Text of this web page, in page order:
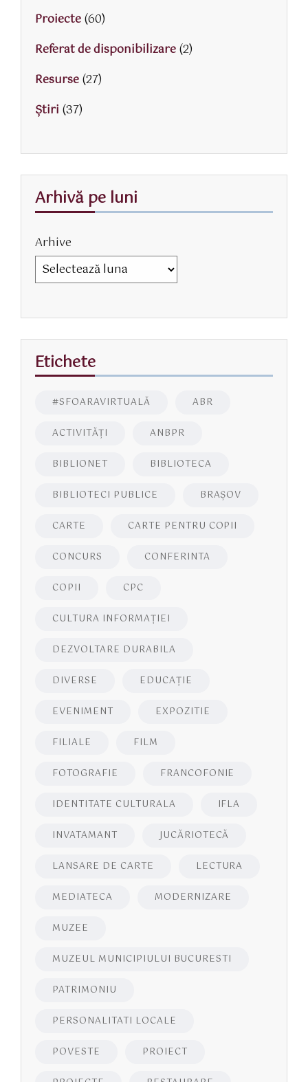
Proiecte(60)
Referat de disponibilizare(2)
Resurse(27)
Știri (37)
Arhivă pe luni
Arhive
Etichete
#SFOARAVIRTUALĂ ABR
ACTIVITĂŢI ANBPR
BIBLIONET BIBLIOTECA
BIBLIOTECI PUBLICE BRAŞOV
CARTE CARTE PENTRU COPII
CONCURS CONFERINTA
COPII CPC
CULTURA INFORMAŢIEI
DEZVOLTARE DURABILA
DIVERSE EDUCAŢIE
EVENIMENT EXPOZITIE
FILIALE FILM
FOTOGRAFIE FRANCOFONIE
IDENTITATE CULTURALA IFLA
INVATAMANT JUCĂRIOTECĂ
LANSARE DE CARTE LECTURA
MEDIATECA MODERNIZARE
MUZEE
MUZEUL MUNICIPIULUI BUCURESTI
PATRIMONIU
PERSONALITATI LOCALE
POVESTE PROIECT